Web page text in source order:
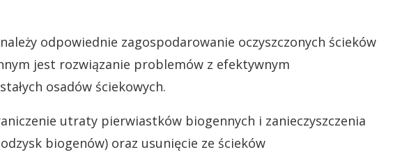
odpowiednie zagospodarowanie oczyszczonych ścieków
jest rozwiązanie problemów z efektywnym
osadów ściekowych.
utraty pierwiastków biogennych i zanieczyszczenia
biogenów) oraz usunięcie ze ścieków